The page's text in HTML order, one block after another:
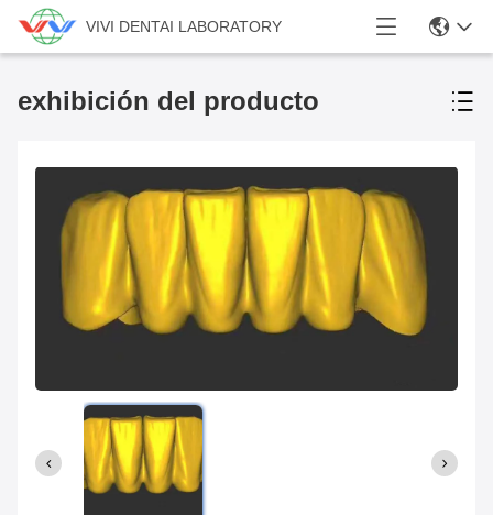
VIVI DENTAI LABORATORY
exhibición del producto